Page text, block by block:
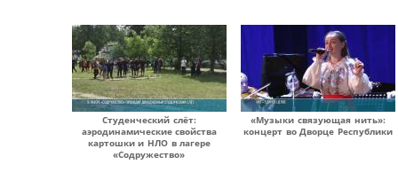
Студенческий слёт:
аэродинамические свойства
картошки и НЛО в лагере
«Содружество»
«Музыки связующая нить»:
концерт во Дворце Республики